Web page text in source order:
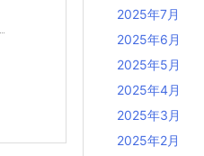
2025年7月
2025年6月
2025年5月
2025年4月
2025年3月
2025年2月